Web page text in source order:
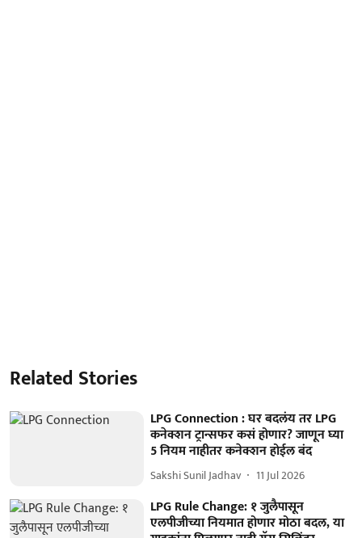
Related Stories
LPG Connection : घर बदलंय तर LPG
कनेक्शन ट्रान्सफर कसं होणार? जाणून घ्या
5 नियम नाहीतर कनेक्शन होईल बंद
Sakshi Sunil Jadhav 11 Jul 2026
LPG Rule Change: १ जुलैपासून
एलपीजीच्या नियमात होणार मोठा बदल, या